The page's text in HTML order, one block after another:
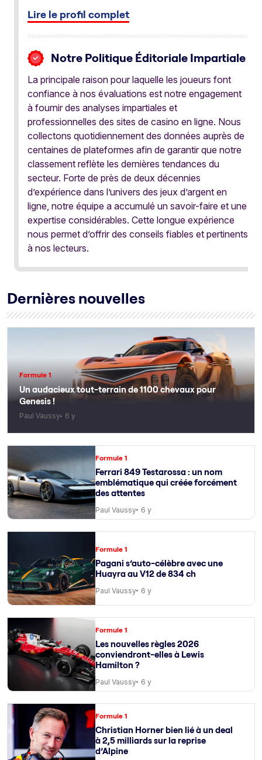
Lire le profil complet
Notre Politique Éditoriale Impartiale
La principale raison pour laquelle les joueurs font
confiance à nos évaluations est notre engagement
à fournir des analyses impartiales et
professionnelles des sites de casino en ligne. Nous
collectons quotidiennement des données auprès de
centaines de plateformes afin de garantir que notre
classement reflète les dernières tendances du
secteur. Forte de près de deux décennies
d’expérience dans l’univers des jeux d’argent en
ligne, notre équipe a accumulé un savoir-faire et une
expertise considérables. Cette longue expérience
nous permet d’offrir des conseils fiables et pertinents
à nos lecteurs.
Dernières nouvelles
Formule 1
Un audacieux tout-terrain de 1100 chevaux pour
Genesis !
Paul Vaussy 6 y
Formule 1
Ferrari 849 Testarossa : un nom
emblématique qui créée forcément
des attentes
Paul Vaussy 6 y
Formule 1
Pagani s’auto-célèbre avec une
Huayra au V12 de 834 ch
Paul Vaussy 6 y
Formule 1
Les nouvelles règles 2026
conviendront-elles à Lewis
Hamilton ?
Paul Vaussy 6 y
Formule 1
Christian Horner bien lié à un deal
à 2,5 milliards sur la reprise
d’Alpine